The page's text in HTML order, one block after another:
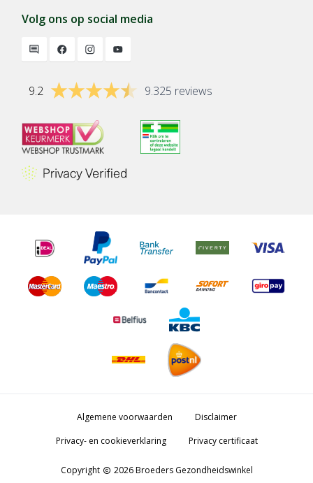
Volg ons op social media
9.2 9.325 reviews
Algemene voorwaarden
Disclaimer
Privacy- en cookieverklaring
Privacy certificaat
Copyright copyright 2026 Broeders Gezondheidswinkel